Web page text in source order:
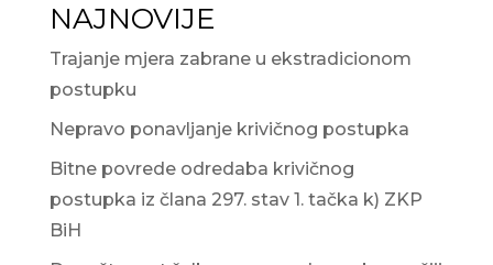
NAJNOVIJE
Trajanje mjera zabrane u ekstradicionom
postupku
Nepravo ponavljanje krivičnog postupka
Bitne povrede odredaba krivičnog
postupka iz člana 297. stav 1. tačka k) ZKP
BiH